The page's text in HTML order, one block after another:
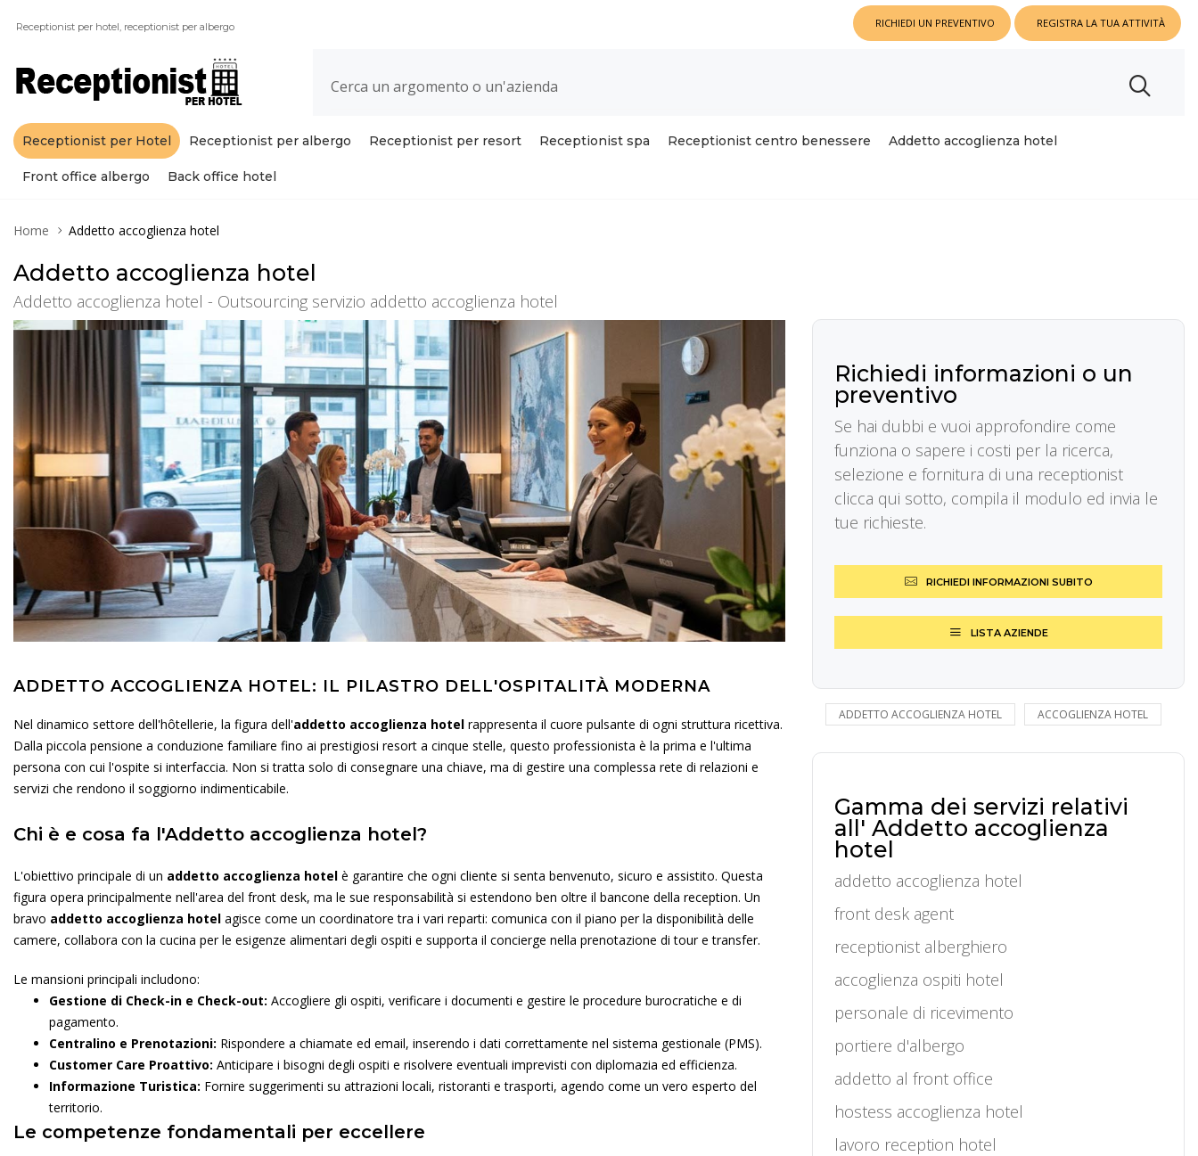
Receptionist per hotel, receptionist per albergo RICHIEDI UN PREVENTIVO REGISTRA LA TUA ATTIVITÀ
Receptionist per Hotel Receptionist per albergo Receptionist per resort Receptionist spa Receptionist centro benessere Addetto accoglienza hotel
Front office albergo Back office hotel
Home Addetto accoglienza hotel
Addetto accoglienza hotel
Addetto accoglienza hotel - Outsourcing servizio addetto accoglienza hotel
ADDETTO ACCOGLIENZA HOTEL: IL PILASTRO DELL'OSPITALITÀ MODERNA
Nel dinamico settore dell'hôtellerie, la figura dell'addetto accoglienza hotel rappresenta il cuore pulsante di ogni struttura ricettiva.
Dalla piccola pensione a conduzione familiare fino ai prestigiosi resort a cinque stelle, questo professionista è la prima e l'ultima
persona con cui l'ospite si interfaccia. Non si tratta solo di consegnare una chiave, ma di gestire una complessa rete di relazioni e
servizi che rendono il soggiorno indimenticabile.
Chi è e cosa fa l'Addetto accoglienza hotel?
L'obiettivo principale di un addetto accoglienza hotel è garantire che ogni cliente si senta benvenuto, sicuro e assistito. Questa
figura opera principalmente nell'area del front desk, ma le sue responsabilità si estendono ben oltre il bancone della reception. Un
bravo addetto accoglienza hotel agisce come un coordinatore tra i vari reparti: comunica con il piano per la disponibilità delle
camere, collabora con la cucina per le esigenze alimentari degli ospiti e supporta il concierge nella prenotazione di tour e transfer.
Le mansioni principali includono:
Gestione di Check-in e Check-out: Accogliere gli ospiti, verificare i documenti e gestire le procedure burocratiche e di
pagamento.
Centralino e Prenotazioni: Rispondere a chiamate ed email, inserendo i dati correttamente nel sistema gestionale (PMS).
Customer Care Proattivo: Anticipare i bisogni degli ospiti e risolvere eventuali imprevisti con diplomazia ed efficienza.
Informazione Turistica: Fornire suggerimenti su attrazioni locali, ristoranti e trasporti, agendo come un vero esperto del
territorio.
Le competenze fondamentali per eccellere
Richiedi informazioni o un
preventivo
Se hai dubbi e vuoi approfondire come
funziona o sapere i costi per la ricerca,
selezione e fornitura di una receptionist
clicca qui sotto, compila il modulo ed invia le
tue richieste.
RICHIEDI INFORMAZIONI SUBITO
LISTA AZIENDE
ADDETTO ACCOGLIENZA HOTEL ACCOGLIENZA HOTEL
Gamma dei servizi relativi
all' Addetto accoglienza
hotel
addetto accoglienza hotel
front desk agent
receptionist alberghiero
accoglienza ospiti hotel
personale di ricevimento
portiere d'albergo
addetto al front office
hostess accoglienza hotel
lavoro reception hotel